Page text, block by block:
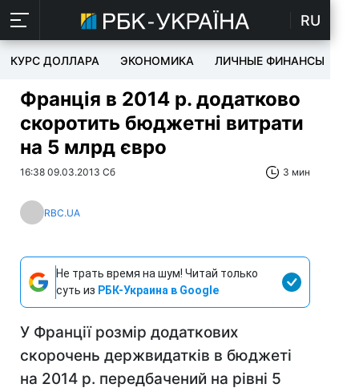
RU
КУРС ДОЛЛАРА ЭКОНОМИКА ЛИЧНЫЕ ФИНАНСЫ
Франція в 2014 р. додатково
скоротить бюджетні витрати
на 5 млрд євро
16:38 09.03.2013 Сб 3 мин
RBC.UA
Не трать время на шум! Читай только
суть из РБК-Украина в Google
У Франції розмір додаткових
скорочень держвидатків в бюджеті
на 2014 р. передбачений на рівні 5